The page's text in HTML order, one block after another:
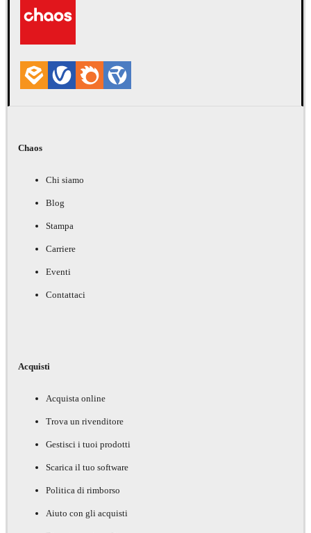
Chaos
Chi siamo
Blog
Stampa
Carriere
Eventi
Contattaci
Acquisti
Acquista online
Trova un rivenditore
Gestisci i tuoi prodotti
Scarica il tuo software
Politica di rimborso
Aiuto con gli acquisti